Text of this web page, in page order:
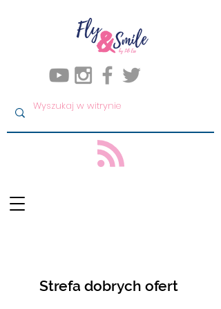
Strefa dobrych ofert